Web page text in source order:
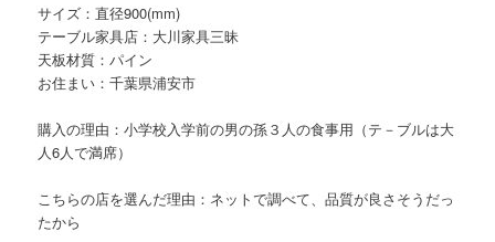
サイズ：直径900(mm)
テーブル家具店：大川家具三昧
天板材質：パイン
お住まい：千葉県浦安市
購入の理由：小学校入学前の男の孫３人の食事用（テ－ブルは大
人6人で満席）
こちらの店を選んだ理由：ネットで調べて、品質が良さそうだっ
たから